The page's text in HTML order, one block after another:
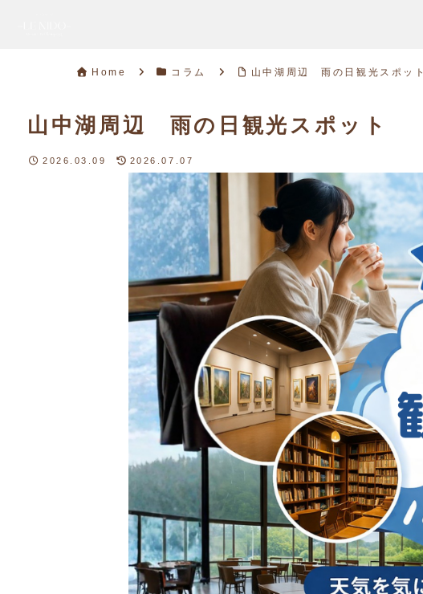
Home コラム 山中湖周辺 雨の日観光スポット
山中湖周辺 雨の日観光スポット
2026.03.09 2026.07.07